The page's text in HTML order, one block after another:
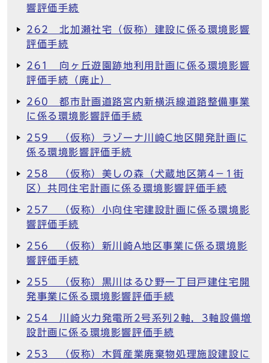
響評価手続
262 北加瀬社宅（仮称）建設に係る環境影響
評価手続
261 向ヶ丘遊園跡地利用計画に係る環境影響
評価手続（廃止）
260 都市計画道路宮内新横浜線道路整備事業
に係る環境影響評価手続
259 （仮称）ラゾーナ川崎C地区開発計画に
係る環境影響評価手続
258 （仮称）美しの森（犬蔵地区第4－1街
区）共同住宅計画に係る環境影響評価手続
257 （仮称）小向住宅建設計画に係る環境影
響評価手続
256 （仮称）新川崎A地区事業に係る環境影
響評価手続
255 （仮称）黒川はるひ野一丁目戸建住宅開
発事業に係る環境影響評価手続
254 川崎火力発電所2号系列2軸，3軸設備増
設計画に係る環境影響評価手続
253 （仮称）木質産業廃棄物処理施設建設に